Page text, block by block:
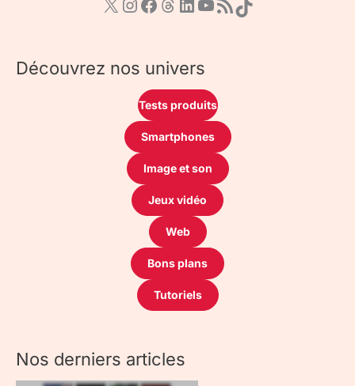
Découvrez nos univers
Tests produits
Smartphones
Image et son
Jeux vidéo
Web
Bons plans
Tutoriels
Nos derniers articles